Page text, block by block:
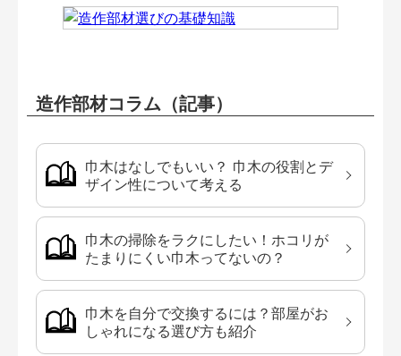
造作部材コラム（記事）
巾木はなしでもいい？ 巾木の役割とデ
ザイン性について考える
巾木の掃除をラクにしたい！ホコリが
たまりにくい巾木ってないの？
巾木を自分で交換するには？部屋がお
しゃれになる選び方も紹介